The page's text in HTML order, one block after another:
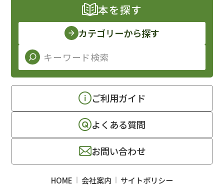
本を探す
カテゴリーから探す
ご利用ガイド
よくある質問
お問い合わせ
HOME 会社案内
サイトポリシー